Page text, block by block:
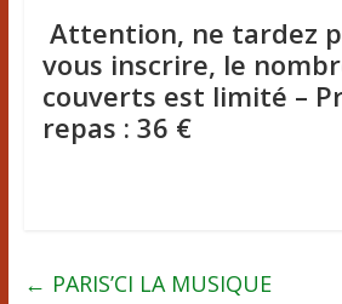
Attention, ne tardez
vous inscrire, le
couverts est limité –
repas : 36 €
← PARIS’CI LA MUSIQUE